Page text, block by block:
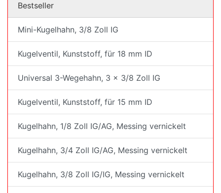
Bestseller
Mini-Kugelhahn, 3/8 Zoll IG
Kugelventil, Kunststoff, für 18 mm ID
Universal 3-Wegehahn, 3 x 3/8 Zoll IG
Kugelventil, Kunststoff, für 15 mm ID
Kugelhahn, 1/8 Zoll IG/AG, Messing vernickelt
Kugelhahn, 3/4 Zoll IG/AG, Messing vernickelt
Kugelhahn, 3/8 Zoll IG/IG, Messing vernickelt